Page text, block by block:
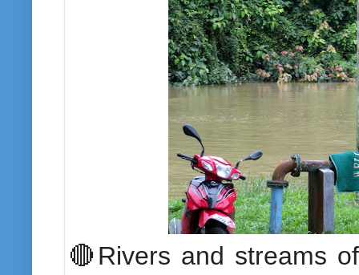
🔴Rivers and streams